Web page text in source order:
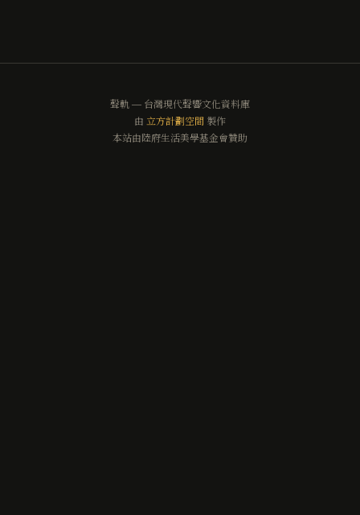
聲軌 — 台灣現代聲響文化資料庫
由 立方計劃空間 製作
本站由陸府生活美學基金會贊助